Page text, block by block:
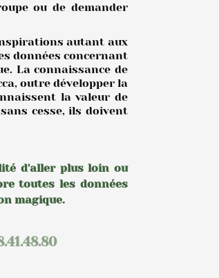
ou de demander
autant aux
données concernant
La connaissance de
outre développer la
la valeur de
cesse, ils doivent
d'aller plus loin ou
toutes les données
magique.